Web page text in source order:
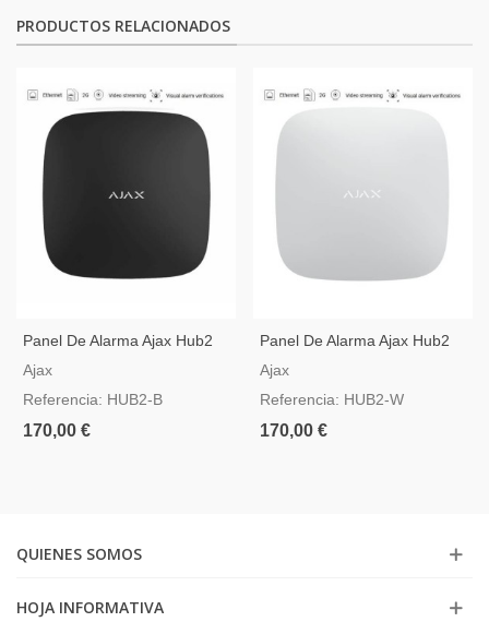
PRODUCTOS RELACIONADOS
Panel De Alarma Ajax Hub2
Negro Compatible Con Video
Ajax
Referencia: HUB2-B
170,00 €
Panel De Alarma Ajax Hub2
Blanco Compatible Con Video
Ajax
Referencia: HUB2-W
170,00 €
QUIENES SOMOS
HOJA INFORMATIVA